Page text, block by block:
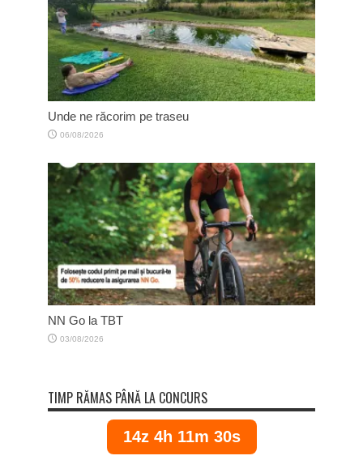
Unde ne răcorim pe traseu
06/08/2026
NN Go la TBT
03/08/2026
TIMP RĂMAS PÂNĂ LA CONCURS
14z 4h 11m 30s